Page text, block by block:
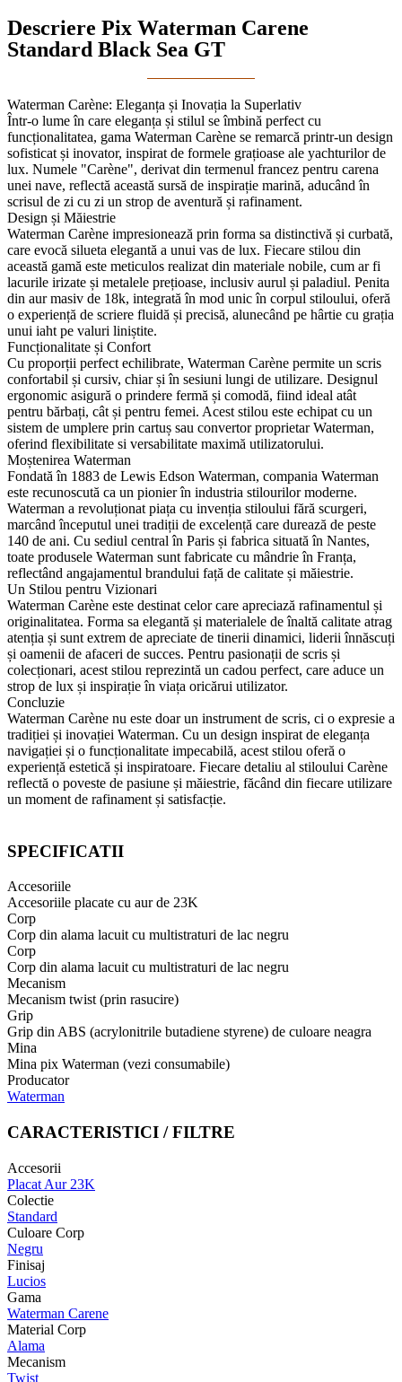
Descriere Pix Waterman Carene
Standard Black Sea GT
Waterman Carène: Eleganța și Inovația la Superlativ
Într-o lume în care eleganța și stilul se îmbină perfect cu
funcționalitatea, gama Waterman Carène se remarcă printr-un design
sofisticat și inovator, inspirat de formele grațioase ale yachturilor de
lux. Numele "Carène", derivat din termenul francez pentru carena
unei nave, reflectă această sursă de inspirație marină, aducând în
scrisul de zi cu zi un strop de aventură și rafinament.
Design și Măiestrie
Waterman Carène impresionează prin forma sa distinctivă și curbată,
care evocă silueta elegantă a unui vas de lux. Fiecare stilou din
această gamă este meticulos realizat din materiale nobile, cum ar fi
lacurile irizate și metalele prețioase, inclusiv aurul și paladiul. Penita
din aur masiv de 18k, integrată în mod unic în corpul stiloului, oferă
o experiență de scriere fluidă și precisă, alunecând pe hârtie cu grația
unui iaht pe valuri liniștite​.
Funcționalitate și Confort
Cu proporții perfect echilibrate, Waterman Carène permite un scris
confortabil și cursiv, chiar și în sesiuni lungi de utilizare. Designul
ergonomic asigură o prindere fermă și comodă, fiind ideal atât
pentru bărbați, cât și pentru femei. Acest stilou este echipat cu un
sistem de umplere prin cartuș sau convertor proprietar Waterman,
oferind flexibilitate si versabilitate maximă utilizatorului​.
Moștenirea Waterman
Fondată în 1883 de Lewis Edson Waterman, compania Waterman
este recunoscută ca un pionier în industria stilourilor moderne.
Waterman a revoluționat piața cu invenția stiloului fără scurgeri,
marcând începutul unei tradiții de excelență care durează de peste
140 de ani. Cu sediul central în Paris și fabrica situată în Nantes,
toate produsele Waterman sunt fabricate cu mândrie în Franța,
reflectând angajamentul brandului față de calitate și măiestrie​.
Un Stilou pentru Vizionari
Waterman Carène este destinat celor care apreciază rafinamentul și
originalitatea. Forma sa elegantă și materialele de înaltă calitate atrag
atenția și sunt extrem de apreciate de tinerii dinamici, liderii înnăscuți
și oamenii de afaceri de succes. Pentru pasionații de scris și
colecționari, acest stilou reprezintă un cadou perfect, care aduce un
strop de lux și inspirație în viața oricărui utilizator​.
Concluzie
Waterman Carène nu este doar un instrument de scris, ci o expresie a
tradiției și inovației Waterman. Cu un design inspirat de eleganța
navigației și o funcționalitate impecabilă, acest stilou oferă o
experiență estetică și inspiratoare. Fiecare detaliu al stiloului Carène
reflectă o poveste de pasiune și măiestrie, făcând din fiecare utilizare
un moment de rafinament și satisfacție.
SPECIFICATII
Accesoriile
Accesoriile placate cu aur de 23K
Corp
Corp din alama lacuit cu multistraturi de lac negru
Corp
Corp din alama lacuit cu multistraturi de lac negru
Mecanism
Mecanism twist (prin rasucire)
Grip
Grip din ABS (acrylonitrile butadiene styrene) de culoare neagra
Mina
Mina pix Waterman (vezi consumabile)
Producator
Waterman
CARACTERISTICI / FILTRE
Accesorii
Placat Aur 23K
Colectie
Standard
Culoare Corp
Negru
Finisaj
Lucios
Gama
Waterman Carene
Material Corp
Alama
Mecanism
Twist